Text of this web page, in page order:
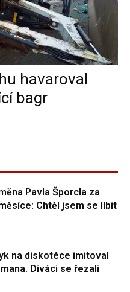
havaroval
bagr
Pavla Šporcla za
Chtěl jsem se líbit
na diskotéce imitoval
Diváci se řezali